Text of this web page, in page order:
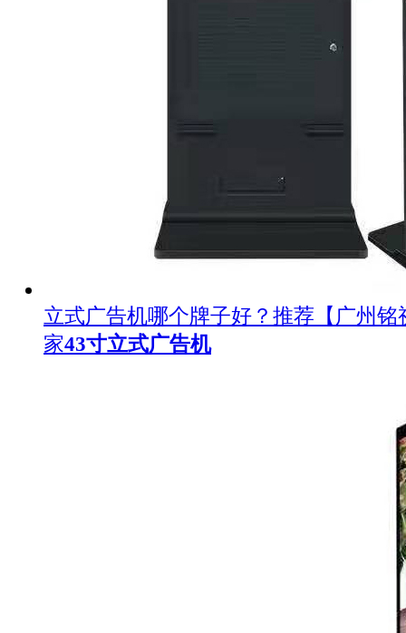
立式广告机哪个牌子好？推荐【广州铭
家43寸立式广告机